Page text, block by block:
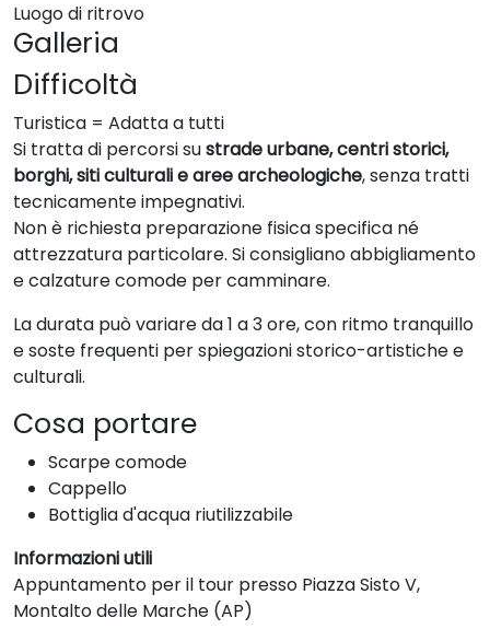
Luogo di ritrovo
Galleria
Difficoltà
Turistica = Adatta a tutti
Si tratta di percorsi sustrade urbane, centri storici,
borghi, siti culturali e aree archeologiche, senza tratti
tecnicamente impegnativi.
Non è richiesta preparazione fisica specifica né
attrezzatura particolare. Si consigliano abbigliamento
e calzature comode per camminare.
La durata può variare da 1 a 3 ore, con ritmo tranquillo
e soste frequenti per spiegazioni storico-artistiche e
culturali.
Cosa portare
Scarpe comode
Cappello
Bottiglia d'acqua riutilizzabile
Informazioni utili
Appuntamento per il tour presso Piazza Sisto V,
Montalto delle Marche (AP)